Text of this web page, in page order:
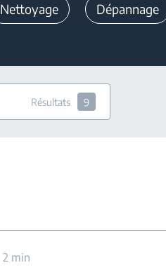
Nettoyage Dépannage
Résultats 9
2 min